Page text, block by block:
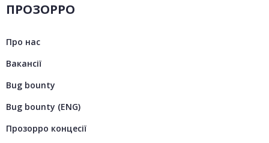
ПРОЗОРРО
Про нас
Вакансії
Bug bounty
Bug bounty (ENG)
Прозорро концесії